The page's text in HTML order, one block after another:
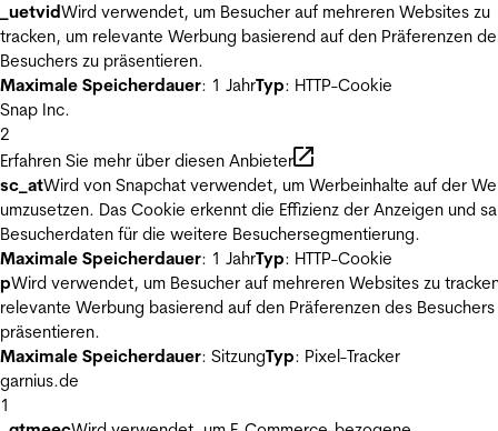
_uetvidWird verwendet, um Besucher auf mehreren Websites zu
tracken, um relevante Werbung basierend auf den Präferenzen
Besuchers zu präsentieren.
Maximale Speicherdauer: 1 JahrTyp: HTTP-Cookie
Snap Inc.
2
Erfahren Sie mehr über diesen Anbieter
sc_atWird von Snapchat verwendet, um Werbeinhalte auf der
umzusetzen. Das Cookie erkennt die Effizienz der Anzeigen und
Besucherdaten für die weitere Besuchersegmentierung.
Maximale Speicherdauer: 1 JahrTyp: HTTP-Cookie
pWird verwendet, um Besucher auf mehreren Websites zu
relevante Werbung basierend auf den Präferenzen des Besuchers
präsentieren.
Maximale Speicherdauer: SitzungTyp: Pixel-Tracker
garnius.de
1